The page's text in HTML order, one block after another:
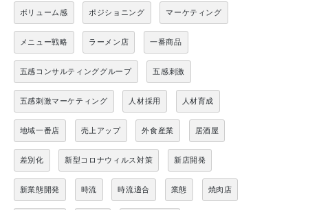
ボリューム感 ポジショニング マーケティング
メニュー戦略 ラーメン店 一番商品
五感コンサルティンググループ 五感刺激
五感刺激マーケティング 人材採用 人材育成
地域一番店 売上アップ 外食産業 居酒屋
差別化 新型コロナウィルス対策 新店開発
新業態開発 時流 時流適合 業態 焼肉店